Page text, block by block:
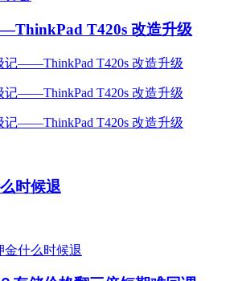
T420s 改造升级
时候退